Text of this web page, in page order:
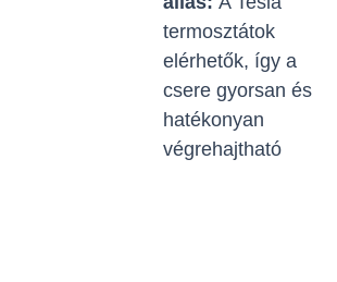
termosztátok
elérhetők, így a
csere gyorsan és
hatékonyan
végrehajtható